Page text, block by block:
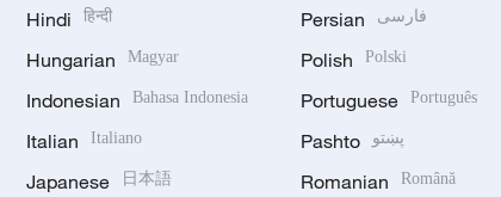
Hindi हिन्दी
Hungarian Magyar
Indonesian Bahasa Indonesia
Italian Italiano
Japanese 日本語
Persian فارسی
Polish Polski
Portuguese Português
Pashto پښتو
Romanian Română